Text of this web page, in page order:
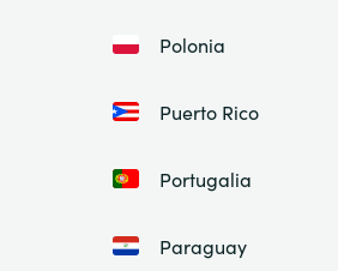
Polonia
Puerto Rico
Portugalia
Paraguay